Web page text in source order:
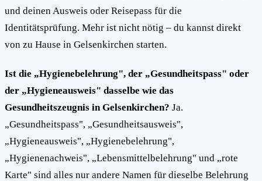
und deinen Ausweis oder Reisepass für die
Identitätsprüfung. Mehr ist nicht nötig – du kannst direkt
von zu Hause in Gelsenkirchen starten.
Ist die „Hygienebelehrung", der „Gesundheitspass" oder
der „Hygieneausweis" dasselbe wie das
Gesundheitszeugnis in Gelsenkirchen? Ja.
„Gesundheitspass", „Gesundheitsausweis",
„Hygieneausweis", „Hygienebelehrung",
„Hygienenachweis", „Lebensmittelbelehrung" und „rote
Karte" sind alles nur andere Namen für dieselbe Belehrung